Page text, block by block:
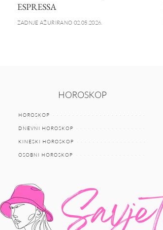
ESPRESSA
ZADNJE AŽURIRANO 02.05.2026.
HOROSKOP
HOROSKOP
DNEVNI HOROSKOP
KINESKI HOROSKOP
OSOBNI HOROSKOP